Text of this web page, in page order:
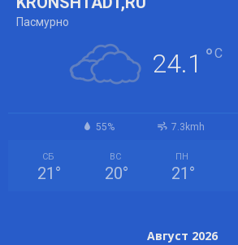
Пасмурно
24.1 °C
55% 7.3kmh
СБ
21 °
ВС
20°
ПН
21 °
Август 2026